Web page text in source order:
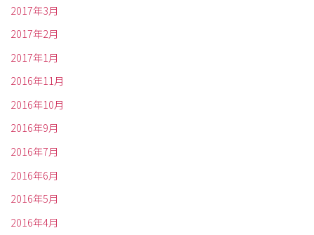
2017年3月
2017年2月
2017年1月
2016年11月
2016年10月
2016年9月
2016年7月
2016年6月
2016年5月
2016年4月